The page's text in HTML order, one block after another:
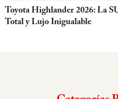
Toyota Highlander 2026: La
Total y Lujo Inigualable